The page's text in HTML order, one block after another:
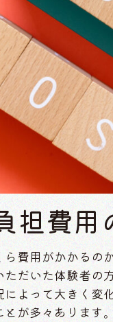
担費用
費用がかかるの
だいた体験者
よって大きく変
が多々ありま